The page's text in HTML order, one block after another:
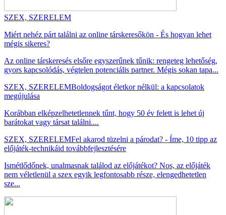
SZEX, SZERELEM
Miért nehéz párt találni az online társkeresőkön - És hogyan lehet
mégis sikeres?
Az online társkeresés elsőre egyszerűnek tűnik: rengeteg lehetőség,
gyors kapcsolódás, végtelen potenciális partner. Mégis sokan tapa...
SZEX, SZERELEMBoldogságot életkor nélkül: a kapcsolatok
megújulása
Korábban elképzelhetetlennek tűnt, hogy 50 év felett is lehet új
barátokat vagy társat találni....
SZEX, SZERELEMFel akarod tüzelni a párodat? - Íme, 10 tipp az
előjáték-technikáid továbbfejlesztésére
Ismétlődőnek, unalmasnak találod az előjátékot? Nos, az előjáték
nem véletlenül a szex egyik legfontosabb része, elengedhetetlen
sze...